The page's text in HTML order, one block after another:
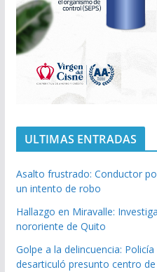
ULTIMAS ENTRADAS
Asalto frustrado: Conductor
un intento de robo
Hallazgo en Miravalle:
nororiente de Quito
Golpe a la delincuencia:
desarticuló presunto centro